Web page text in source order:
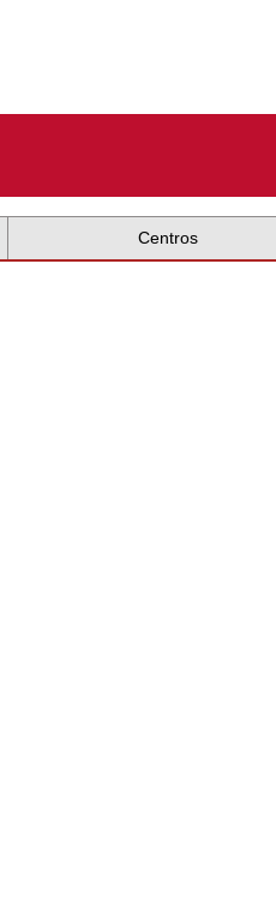
Centros